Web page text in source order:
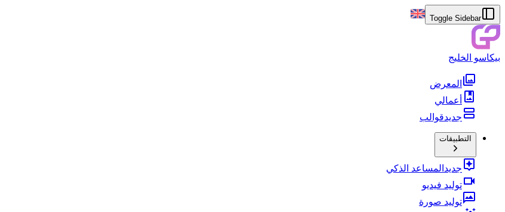
Toggle Sidebar
بيكاسو الخليج
المعرض
أعمالي
جديدقوالب
التطبيقات
جديد المساعد الذكي
توليد فيديو
توليد صورة